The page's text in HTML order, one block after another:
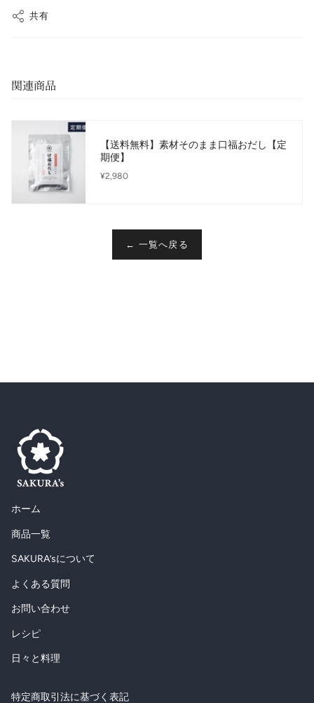
共有
関連商品
【送料無料】素材そのまま口福おだし【定
期便】
¥2,980
← 一覧へ戻る
ホーム
商品一覧
SAKURA’sについて
よくある質問
お問い合わせ
レシピ
日々と料理
特定商取引法に基づく表記